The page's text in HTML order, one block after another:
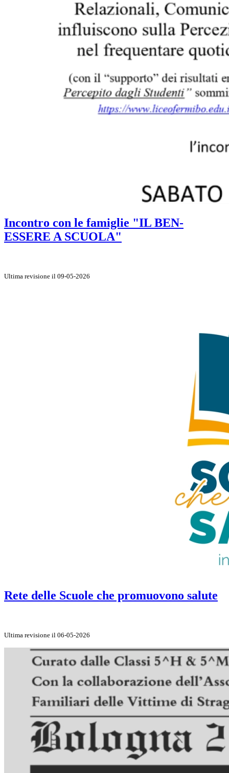
Incontro con le famiglie "IL BEN-
ESSERE A SCUOLA"
Ultima revisione il 09-05-2026
Rete delle Scuole che promuovono salute
Ultima revisione il 06-05-2026